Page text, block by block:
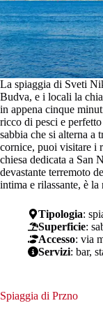
La spiaggia di Sveti
Budva, e i locali la
in appena cinque
ricco di pesci e
sabbia che si alterna a
cornice, puoi visitare i
chiesa dedicata a San
devastante terremoto
intima e rilassante, è la
Tipologia:
Superficie:
Accesso: via
Servizi: bar,
Spiaggia di Przno